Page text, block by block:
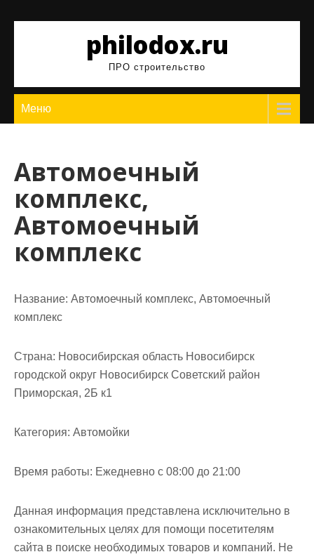
philodox.ru
ПРО строительство
Меню
Автомоечный
комплекс,
Автомоечный
комплекс
Название: Автомоечный комплекс, Автомоечный
комплекс
Страна: Новосибирская область Новосибирск
городской округ Новосибирск Советский район
Приморская, 2Б к1
Категория: Автомойки
Время работы: Ежедневно с 08:00 до 21:00
Данная информация представлена исключительно в
ознакомительных целях для помощи посетителям
сайта в поиске необходимых товаров и компаний. Не